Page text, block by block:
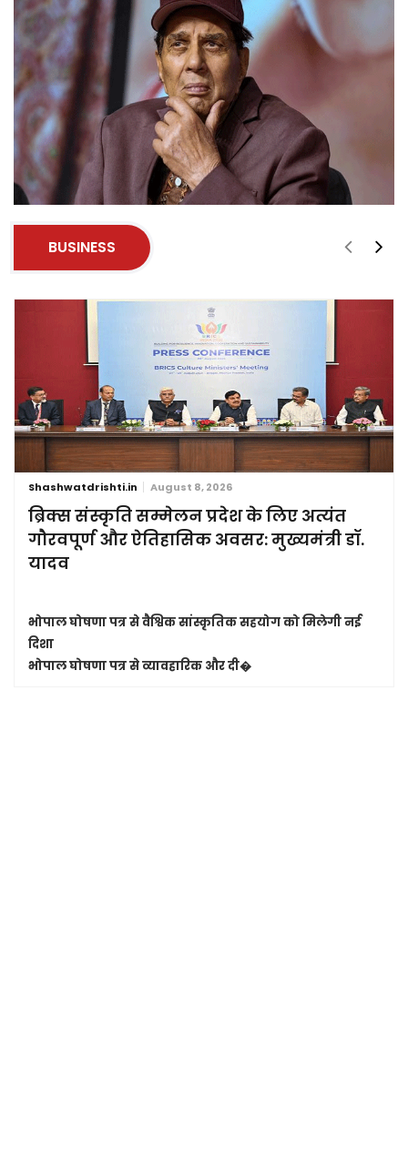
BUSINESS
Shashwatdrishti.in August 8, 2026
ब्रिक्स संस्कृति सम्मेलन प्रदेश के लिए अत्यंत
गौरवपूर्ण और ऐतिहासिक अवसर: मुख्यमंत्री डॉ.
यादव
भोपाल घोषणा पत्र से वैश्विक सांस्कृतिक सहयोग को मिलेगी नई
दिशा
भोपाल घोषणा पत्र से व्यावहारिक और दी�